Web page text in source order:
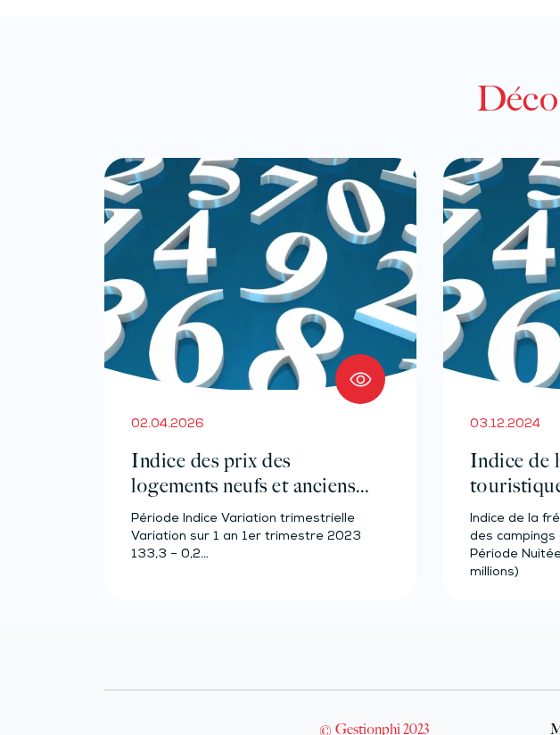
02.04.2026
Indice des prix des
logements neufs et anciens –
Année 2023
Période Indice Variation trimestrielle
Variation sur 1 an 1er trimestre 2023
133,3 – 0,2…
03.12.2024
Indice de
Année
Indice de la
des
Période
millions)
© Gestionphi 2023